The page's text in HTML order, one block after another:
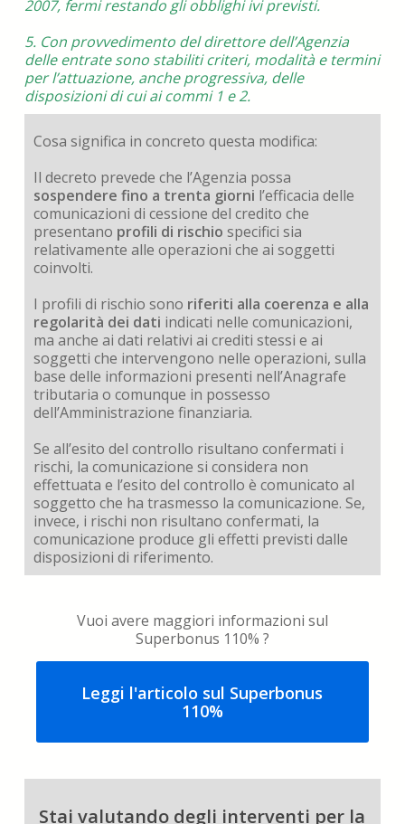
2007, fermi restando gli obblighi ivi previsti.
5. Con provvedimento del direttore dell’Agenzia
delle entrate sono stabiliti criteri, modalità e termini
per l’attuazione, anche progressiva, delle
disposizioni di cui ai commi 1 e 2.
Cosa significa in concreto questa modifica:
Il decreto prevede che l’Agenzia possa
sospendere fino a trenta giorni l’efficacia delle
comunicazioni di cessione del credito che
presentano profili di rischio specifici sia
relativamente alle operazioni che ai soggetti
coinvolti.
I profili di rischio sono riferiti alla coerenza e alla
regolarità dei dati indicati nelle comunicazioni,
ma anche ai dati relativi ai crediti stessi e ai
soggetti che intervengono nelle operazioni, sulla
base delle informazioni presenti nell’Anagrafe
tributaria o comunque in possesso
dell’Amministrazione finanziaria.
Se all’esito del controllo risultano confermati i
rischi, la comunicazione si considera non
effettuata e l’esito del controllo è comunicato al
soggetto che ha trasmesso la comunicazione. Se,
invece, i rischi non risultano confermati, la
comunicazione produce gli effetti previsti dalle
disposizioni di riferimento.
Vuoi avere maggiori informazioni sul
Superbonus 110% ?
Leggi l'articolo sul Superbonus
110%
Stai valutando degli interventi per la